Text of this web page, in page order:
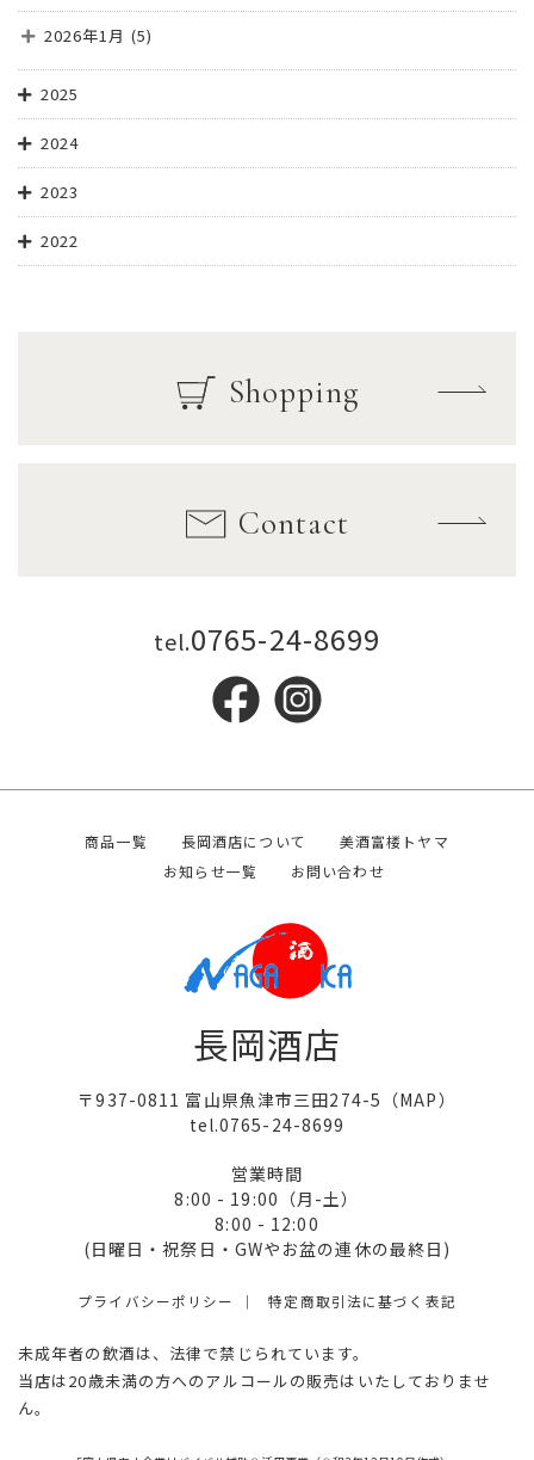
2026年1月 (5)
2025
2024
2023
2022
Shopping
Contact
tel.0765-24-8699
商品一覧 長岡酒店について
美酒富楼トヤマ
お知らせ一覧
お問い合わせ
長岡酒店
〒937-0811 富山県魚津市三田274-5（MAP）
tel.0765-24-8699
営業時間
8:00 - 19:00（月-土）
8:00 - 12:00
(日曜日・祝祭日・GWやお盆の連休の最終日)
プライバシーポリシー 特定商取引法に基づく表記
未成年者の飲酒は、法律で禁じられています。
当店は20歳未満の方へのアルコールの販売はいたしておりませ
ん。